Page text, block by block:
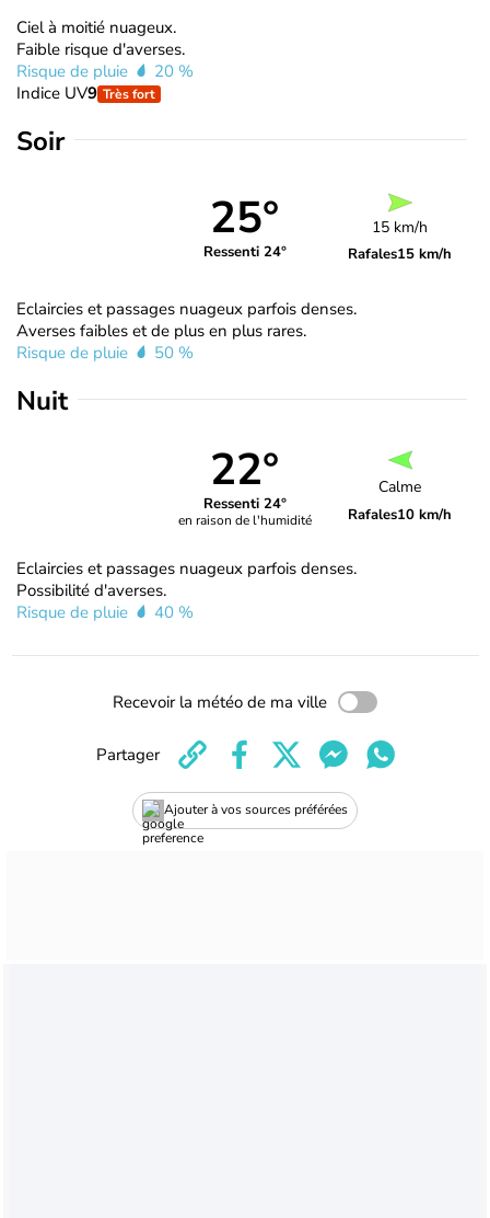
Ciel à moitié nuageux.
Faible risque d'averses.
Risque de pluie
20 %
Indice UV9 Très fort
Soir
25°
Ressenti 24°
15 km/h
Rafales15 km/h
Eclaircies et passages nuageux parfois denses.
Averses faibles et de plus en plus rares.
Risque de pluie
50 %
Nuit
22°
Ressenti 24°
en raison de l'humidité
Calme
Rafales10 km/h
Eclaircies et passages nuageux parfois denses.
Possibilité d'averses.
Risque de pluie
40 %
Recevoir la météo de ma ville
Ajouter à vos sources préférées
Partager